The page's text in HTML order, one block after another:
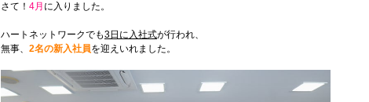
さて！ 4月 に入りました。
ハートネットワークでも3日に入社式が行われ、
無事、 2名の新入社員を迎えいれました。